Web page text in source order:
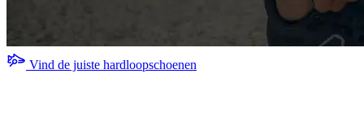
Vind de juiste hardloopschoenen